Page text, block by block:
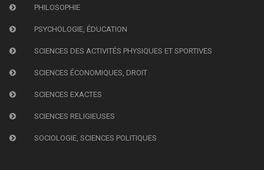
PHILOSOPHIE
PSYCHOLOGIE, ÉDUCATION
SCIENCES DES ACTIVITÉS PHYSIQUES ET SPORTIVES
SCIENCES ÉCONOMIQUES, DROIT
SCIENCES EXACTES
SCIENCES RELIGIEUSES
SOCIOLOGIE, SCIENCES POLITIQUES